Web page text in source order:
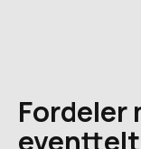
Fordeler
eventtelt